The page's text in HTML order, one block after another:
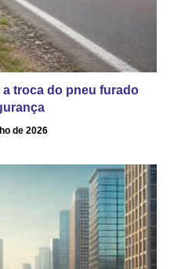
troca do pneu furado
de 2026